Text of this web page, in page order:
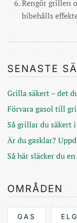
Rengör grillen
bibehålls
SENASTE
Grilla säkert – det
Förvara gasol till
Så grillar du säkert
Är du gasklar?
Så här släcker du
OMRÅDEN
GAS